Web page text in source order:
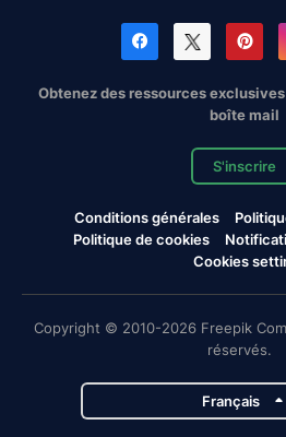
Obtenez des ressources
boîte mail
S'inscrire
Conditions générales
Politique de cookies
Cookies
Copyright © 2010-2026 Freepik
réservés.
Français